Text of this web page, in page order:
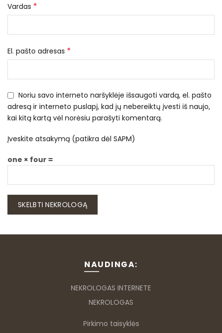
Vardas *
El. pašto adresas *
Noriu savo interneto naršyklėje išsaugoti vardą, el. pašto
adresą ir interneto puslapį, kad jų nebereiktų įvesti iš naujo,
kai kitą kartą vėl norėsiu parašyti komentarą.
Įveskite atsakymą (patikra dėl SAPM)
one × four =
NAUDINGA:
NEKROLOGAS INTERNETE
NEKROLOGAS
Pirkimo taisyklės